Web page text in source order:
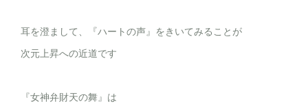
耳を澄まして、『ハートの声』をきいてみることが
次元上昇への近道です
『女神弁財天の舞』は